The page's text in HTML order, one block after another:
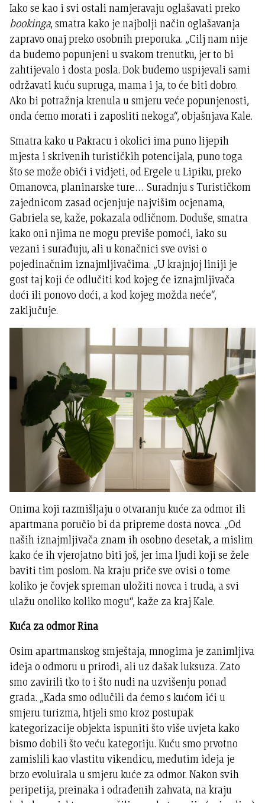
Iako se kao i svi ostali namjeravaju oglašavati preko
bookinga, smatra kako je najbolji način oglašavanja
zapravo onaj preko osobnih preporuka. „Cilj nam nije
da budemo popunjeni u svakom trenutku, jer to bi
zahtijevalo i dosta posla. Dok budemo uspijevali sami
održavati kuću supruga, mama i ja, to će biti dobro.
Ako bi potražnja krenula u smjeru veće popunjenosti,
onda ćemo morati i zaposliti nekoga“, objašnjava Kale.
Smatra kako u Pakracu i okolici ima puno lijepih
mjesta i skrivenih turističkih potencijala, puno toga
što se može obići i vidjeti, od Ergele u Lipiku, preko
Omanovca, planinarske ture… Suradnju s Turističkom
zajednicom zasad ocjenjuje najvišim ocjenama,
Gabriela se, kaže, pokazala odličnom. Doduše, smatra
kako oni njima ne mogu previše pomoći, iako su
vezani i surađuju, ali u konačnici sve ovisi o
pojedinačnim iznajmljivačima. „U krajnjoj liniji je
gost taj koji će odlučiti kod kojeg će iznajmljivača
doći ili ponovo doći, a kod kojeg možda neće“,
zaključuje.
Onima koji razmišljaju o otvaranju kuće za odmor ili
apartmana poručio bi da pripreme dosta novca. „Od
naših iznajmljivača znam ih osobno desetak, a mislim
kako će ih vjerojatno biti još, jer ima ljudi koji se žele
baviti tim poslom. Na kraju priče sve ovisi o tome
koliko je čovjek spreman uložiti novca i truda, a svi
ulažu onoliko koliko mogu“, kaže za kraj Kale.
Kuća za odmor Rina
Osim apartmanskog smještaja, mnogima je zanimljiva
ideja o odmoru u prirodi, ali uz dašak luksuza. Zato
smo zavirili tko to i što nudi na uzvišenju ponad
grada. „Kada smo odlučili da ćemo s kućom ići u
smjeru turizma, htjeli smo kroz postupak
kategorizacije objekta ispuniti što više uvjeta kako
bismo dobili što veću kategoriju. Kuću smo prvotno
zamislili kao vlastitu vikendicu, međutim ideja je
brzo evoluirala u smjeru kuće za odmor. Nakon svih
peripetija, preinaka i odrađenih zahvata, na kraju